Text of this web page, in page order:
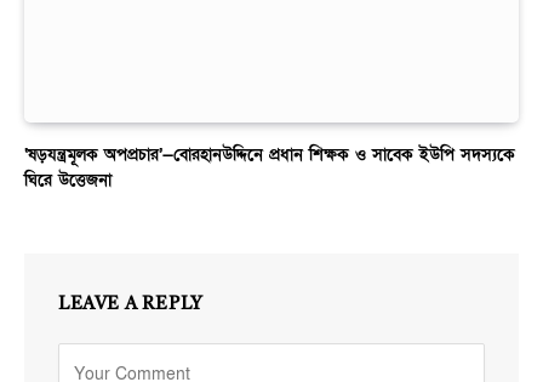
‘ষড়যন্ত্রমূলক অপপ্রচার’—বোরহানউদ্দিনে প্রধান শিক্ষক ও সাবেক ইউপি সদস্যকে
ঘিরে উত্তেজনা
LEAVE A REPLY